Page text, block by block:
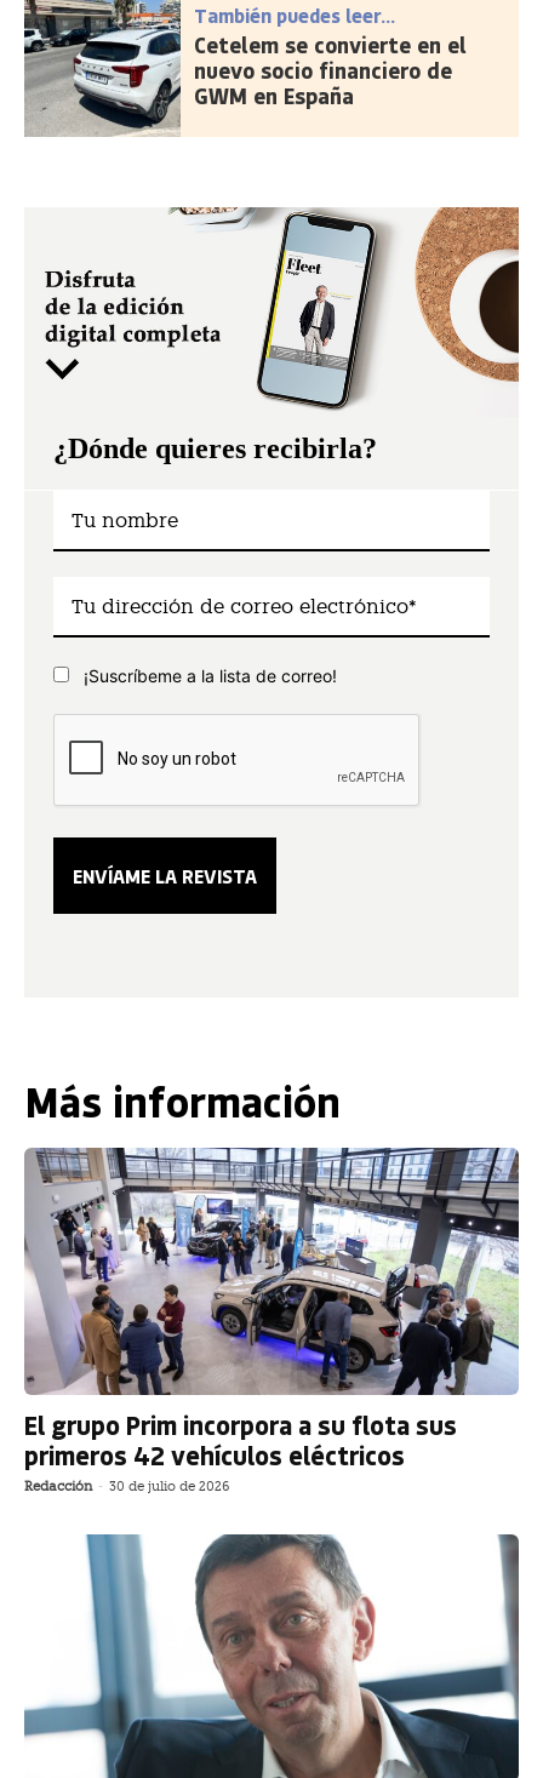
También puedes leer...
Cetelem se convierte en el
nuevo socio financiero de
GWM en España
¿Dónde quieres recibirla?
¡Suscríbeme a la lista de correo!
Más información
El grupo Prim incorpora a su flota sus
primeros 42 vehículos eléctricos
Redacción - 30 de julio de 2026